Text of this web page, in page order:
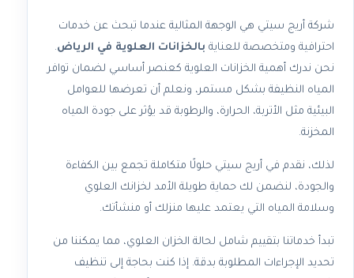
شركة أريج سيتي هي الوجهة المثالية عندما تبحث عن خدمات
احترافية ومتخصصة للعناية بالخزانات العلوية في الرياض.
نحن ندرك أهمية الخزانات العلوية كعنصر أساسي لضمان توافر
المياه النظيفة بشكل مستمر، ونعلم أن تعرضها للعوامل
البيئية مثل الأتربة، الحرارة، والرطوبة قد يؤثر على جودة المياه
المخزنة.
لذلك، نقدم في أريج سيتي حلولًا متكاملة تجمع بين الكفاءة
والجودة، لنضمن لك حماية طويلة الأمد لخزانك العلوي
وسلامة المياه التي يعتمد عليها منزلك أو منشأتك.
تبدأ خدماتنا بتقييم شامل لحالة الخزان العلوي، مما يمكننا من
تحديد الإجراءات المطلوبة بدقة. إذا كنت بحاجة إلى تنظيف